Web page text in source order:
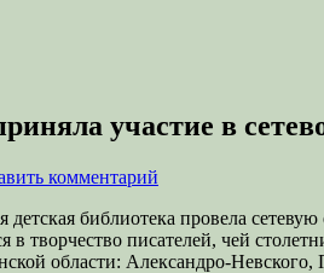
участие в
комментарий
детская библиотека провела
творчество писателей, чей
области: Александро-